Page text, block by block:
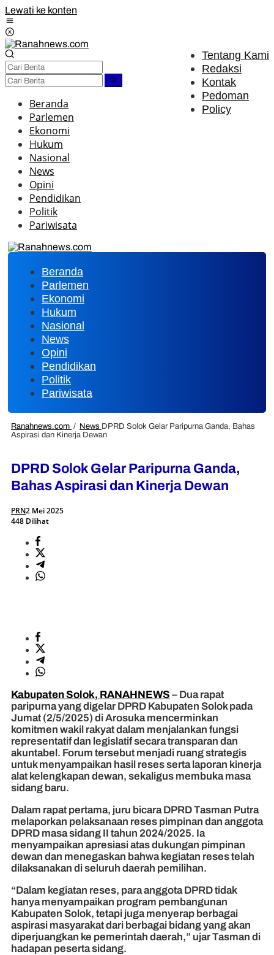
Lewati ke konten
Tentang Kami
Redaksi
Kontak
Pedoman
Policy
Beranda
Parlemen
Ekonomi
Hukum
Nasional
News
Opini
Pendidikan
Politik
Pariwisata
Beranda
Parlemen
Ekonomi
Hukum
Nasional
News
Opini
Pendidikan
Politik
Pariwisata
Ranahnews.com / News DPRD Solok Gelar Paripurna Ganda, Bahas
Aspirasi dan Kinerja Dewan
DPRD Solok Gelar Paripurna Ganda,
Bahas Aspirasi dan Kinerja Dewan
PRN2 Mei 2025
448 Dilihat
Kabupaten Solok, RANAHNEWS – Dua rapat
paripurna yang digelar DPRD Kabupaten Solok pada
Jumat (2/5/2025) di Arosuka mencerminkan
komitmen wakil rakyat dalam menjalankan fungsi
representatif dan legislatif secara transparan dan
akuntabel. Forum tersebut menjadi ruang strategis
untuk menyampaikan hasil reses serta laporan kinerja
alat kelengkapan dewan, sekaligus membuka masa
sidang baru.
Dalam rapat pertama, juru bicara DPRD Tasman Putra
melaporkan pelaksanaan reses pimpinan dan anggota
DPRD masa sidang II tahun 2024/2025. Ia
menyampaikan apresiasi atas dukungan pimpinan
dewan dan menegaskan bahwa kegiatan reses telah
dilaksanakan di seluruh daerah pemilihan.
“Dalam kegiatan reses, para anggota DPRD tidak
hanya menyampaikan program pembangunan
Kabupaten Solok, tetapi juga menyerap berbagai
aspirasi masyarakat dari berbagai bidang yang akan
diperjuangkan ke pemerintah daerah,” ujar Tasman di
hadapan peserta sidang.